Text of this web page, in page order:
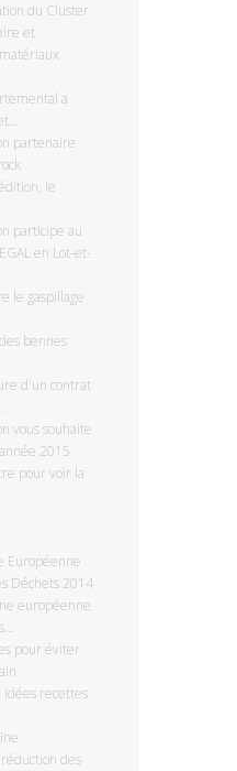
du Cluster
et
a
partenaire
le
participe au
en Lot-et-
le gaspillage
bennes
d'un contrat
vous souhaite
2015
pour voir la
Européenne
Déchets 2014
européenne
pour éviter
idées recettes
des